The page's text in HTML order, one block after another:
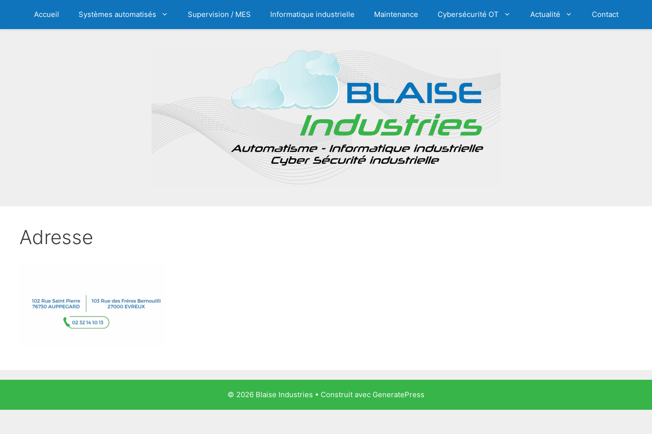
contenu
Accueil Systèmes automatisés Supervision / MES Informatique industrielle Maintenance Cybersécurité OT Actualité Contact
Adresse
© 2026 Blaise Industries • Construit avec GeneratePress